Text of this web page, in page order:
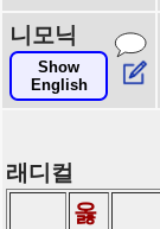
니모닉
Show
English
래디컬
옳